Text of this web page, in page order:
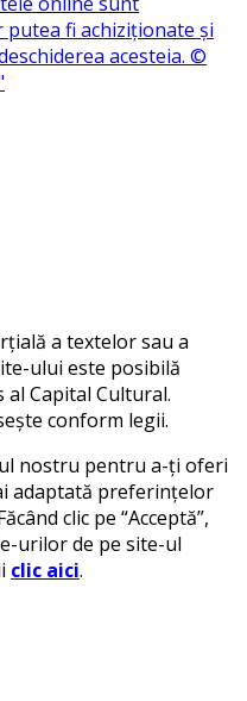
a textelor sau a
ului este posibilă
al Capital Cultural.
conform legii.
nostru pentru a-ți oferi
adaptată preferințelor
clic pe “Acceptă”,
urilor de pe site-ul
clic aici.